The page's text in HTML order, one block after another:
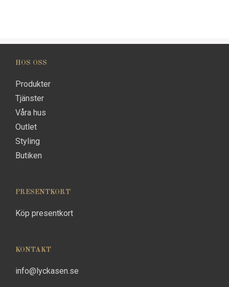
HOS OSS
Produkter
Tjänster
Våra hus
Outlet
Styling
Butiken
PRESENTKORT
Köp presentkort
KONTAKT
info@lyckasen.se